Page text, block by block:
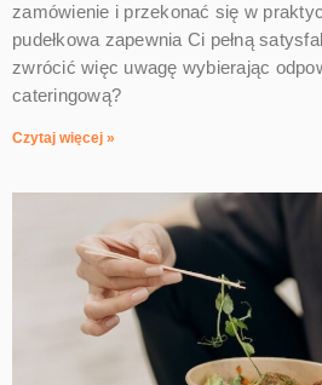
zamówienie i przekonać się w
pudełkowa zapewnia Ci pełną
zwrócić więc uwagę wybierając
cateringową?
Czytaj więcej »